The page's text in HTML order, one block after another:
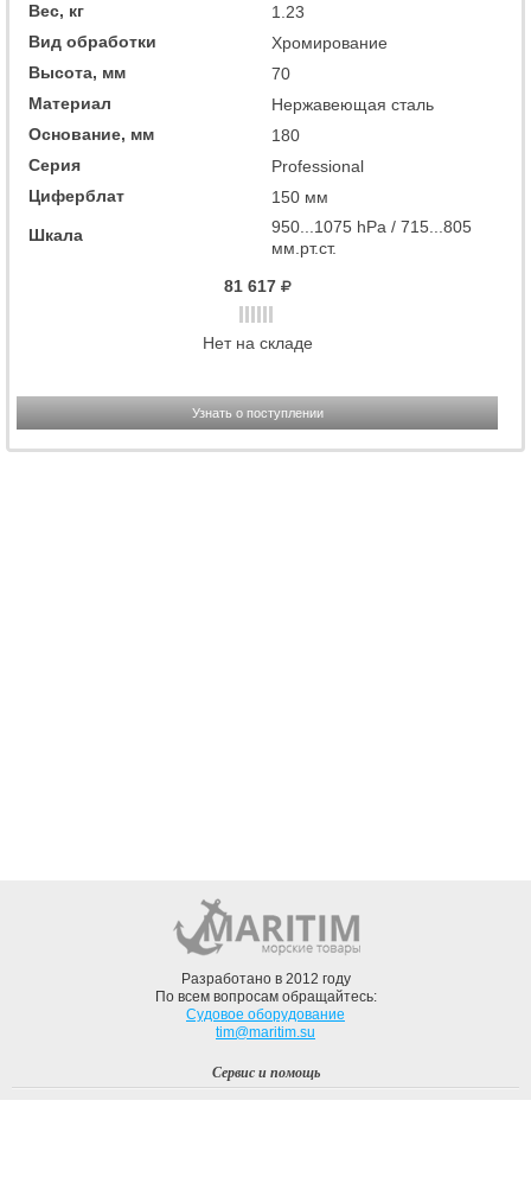
Вес, кг
1.23
Вид обработки
Хромирование
Высота, мм
70
Материал
Нержавеющая сталь
Основание, мм
180
Серия
Professional
Циферблат
150 мм
Шкала
950...1075 hPa / 715...805
мм.рт.ст.
81 617
Нет на складе
Узнать о поступлении
Разработано в 2012 году
По всем вопросам обращайтесь:
Судовое оборудование
tim@maritim.su
Сервис и помощь